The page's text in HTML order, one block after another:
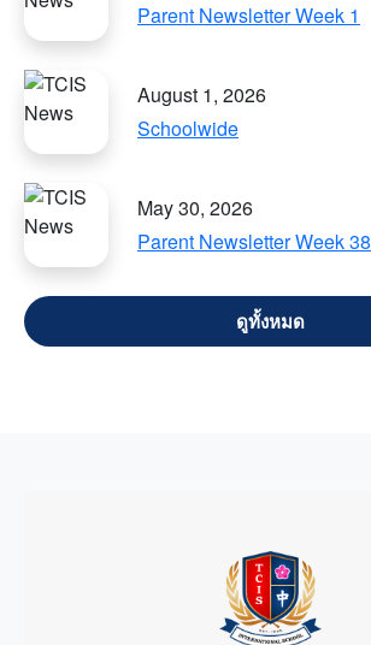
Parent Newsletter Week 1
August 1, 2026
Schoolwide
May 30, 2026
Parent Newsletter Week 38
VIEW ALL